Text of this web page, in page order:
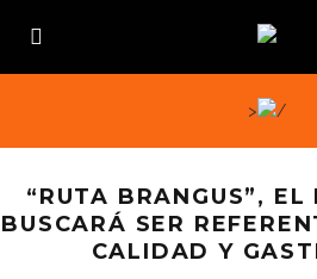
>
“RUTA BRANGUS”, EL
BUSCARÁ SER
CALIDAD Y